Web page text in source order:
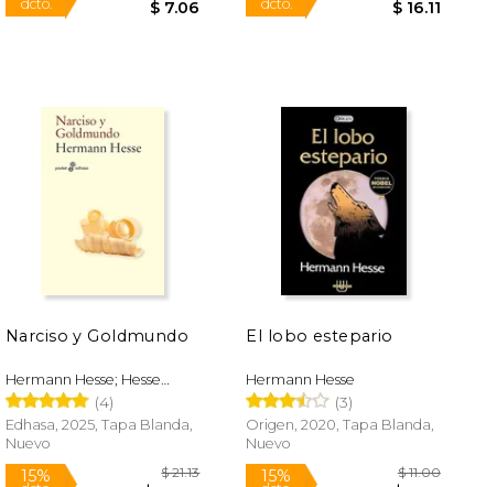
15%
dcto.
Narciso y Goldmundo
Hermann Hesse; Hesse
Hermann
(4)
Edhasa, 2025, Tapa Blanda,
Nuevo
El lobo estepario
Hermann Hesse
(3)
Origen, 2020, Tapa Blanda,
Nuevo